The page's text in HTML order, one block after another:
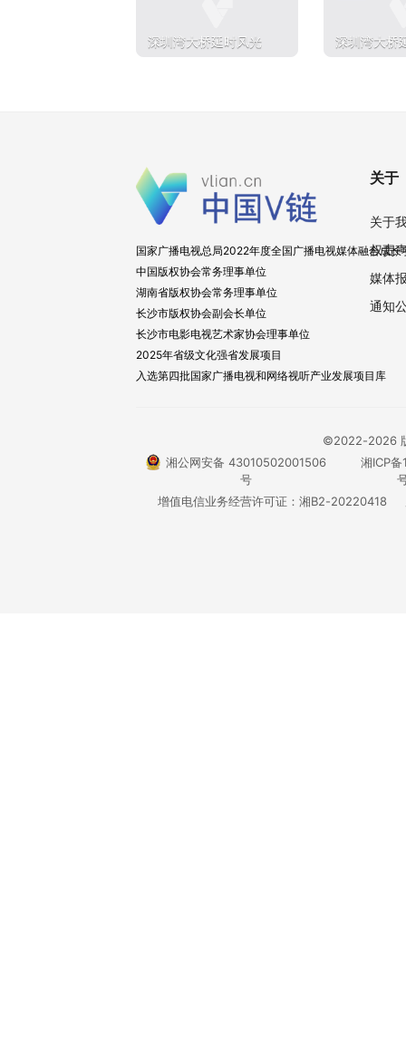
深圳湾大桥延时风光 深圳湾大桥
国家广播电视总局2022年度全国广播电视媒体融合成长
中国版权协会常务理事单位
湖南省版权协会常务理事单位
长沙市版权协会副会长单位
长沙市电影电视艺术家协会理事单位
2025年省级文化强省发展项目
入选第四批国家广播电视和网络视听产业发展项目库
关于
关于
权责
媒体
通知
©2022-2026
湘公网安备 43010502001506
号
湘ICP
增值电信业务经营许可证：湘B2-20220418